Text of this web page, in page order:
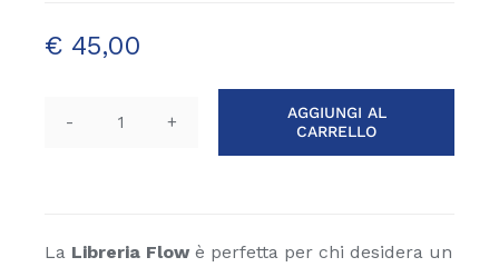
€45,00
bianca
AGGIUNGI AL
CARRELLO
La Libreria Flowè perfetta per chi desidera un